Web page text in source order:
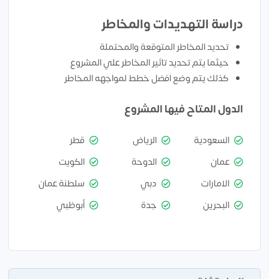
دراسة التهديدات والمخاطر
تحديد المخاطر المتوقعة والمحتملة
حيثما يتم تحديد تاثير المخاطر علي المشروع
كذلك يتم وضع افضل خطط لمواجهه المخاطر
الدول المتاح فيها المشروع
السعودية الرياض
قطر
عمان
الدوحة
الكويت
الامارات
دبي
سلطنة عمان
البحرين
جدة أبوظبي